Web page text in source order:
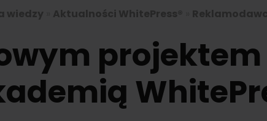
wiedzy Aktualności WhitePress®